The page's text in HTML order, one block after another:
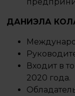
ДАНИЭЛА
Входит в
2020 года.